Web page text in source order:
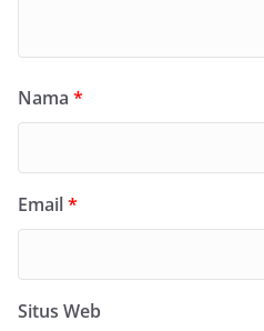
Nama *
Email*
Situs Web